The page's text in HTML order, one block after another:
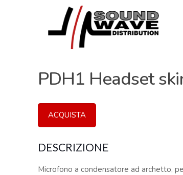
PDH1 Headset
ACQUISTA
DESCRIZIONE
Microfono a condensatore ad archetto,